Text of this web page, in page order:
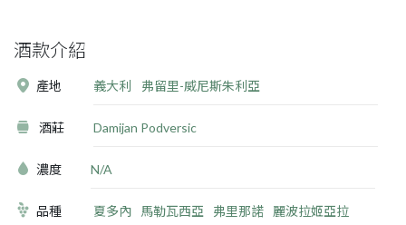
酒款介紹
產地 義大利 弗留里-威尼斯朱利亞
酒莊 Damijan Podversic
濃度 N/A
品種 夏多內 馬勒瓦西亞 弗里那諾 麗波拉姬亞拉